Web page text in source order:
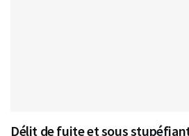
Délit de fuite et sous